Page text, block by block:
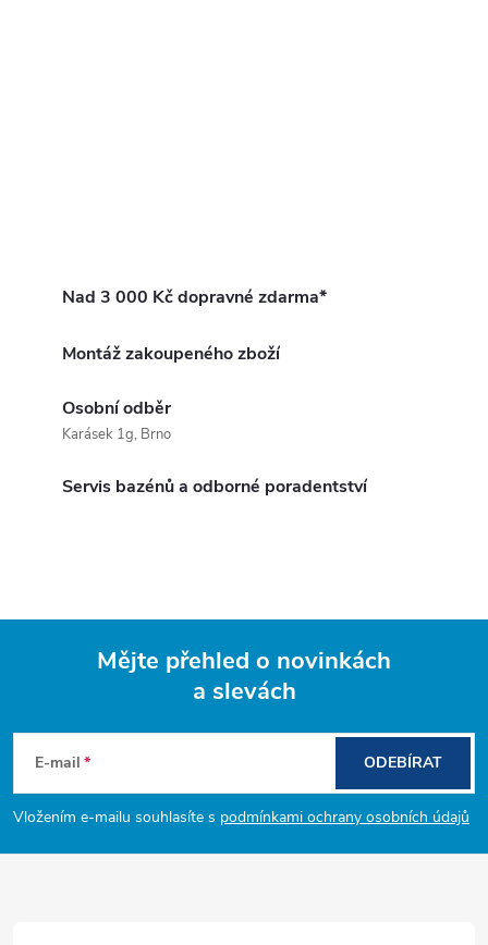
Nad 3 000 Kč dopravné zdarma*
Montáž zakoupeného zboží
Osobní odběr
Karásek 1g, Brno
Servis bazénů a odborné poradentství
p
Mějte přehled o novinkách
a slevách
E-mail
Vložením e-mailu souhlasíte s podmínkami ochrany osobních údajů
ODEBÍRAT